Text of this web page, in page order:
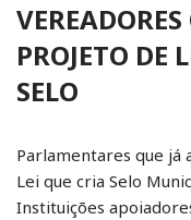
PROJETO DE
SELO
Parlamentares que já
Lei que cria Selo
Instituições